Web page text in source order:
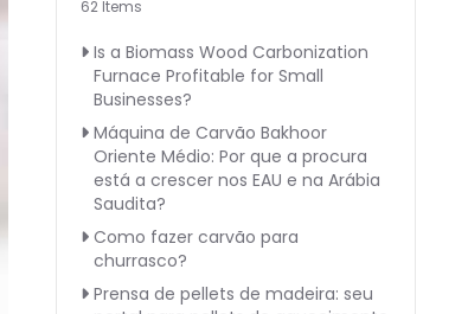
62 Items
Is a Biomass Wood Carbonization
Furnace Profitable for Small
Businesses?
Máquina de Carvão Bakhoor
Oriente Médio: Por que a procura
está a crescer nos EAU e na Arábia
Saudita?
Como fazer carvão para
churrasco?
Prensa de pellets de madeira: seu